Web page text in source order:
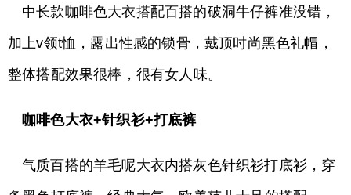
中长款咖啡色大衣搭配百搭的破洞牛仔裤准没错，
加上v领t恤，露出性感的锁骨，戴顶时尚黑色礼帽，
整体搭配效果很棒，很有女人味。
咖啡色大衣+针织衫+打底裤
气质百搭的羊毛呢大衣内搭灰色针织衫打底衫，穿